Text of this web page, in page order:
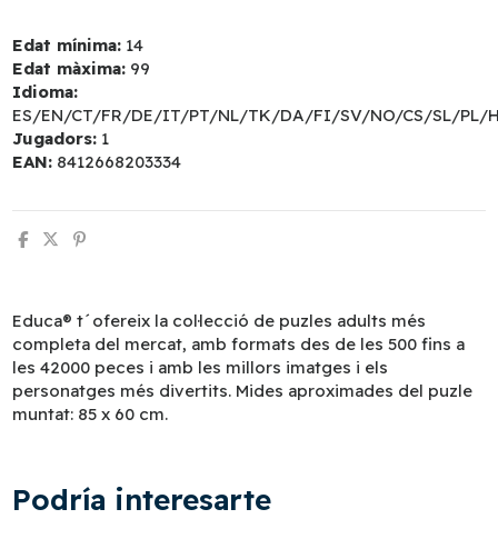
Edat mínima: 14
Edat màxima: 99
Idioma:
ES/EN/CT/FR/DE/IT/PT/NL/TK/DA/FI/SV/NO/CS/SL/PL/
Jugadors: 1
EAN: 8412668203334
Educa® t´ofereix la col·lecció de puzles adults més
completa del mercat, amb formats des de les 500 fins a
les 42000 peces i amb les millors imatges i els
personatges més divertits. Mides aproximades del puzle
muntat: 85 x 60 cm.
Podría interesarte